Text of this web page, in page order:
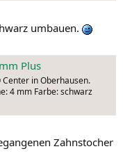
umbauen.
Plus
Center in Oberhausen.
4 mm Farbe: schwarz
Zahnstocher